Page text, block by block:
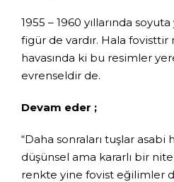
1955 – 1960 yıllarında
figür de vardır. Hala
havasında ki bu resimler
evrenseldir de.
Devam eder ;
“Daha sonraları tuşlar asabi
düşünsel ama kararlı bir
renkte yine fovist eğilimler